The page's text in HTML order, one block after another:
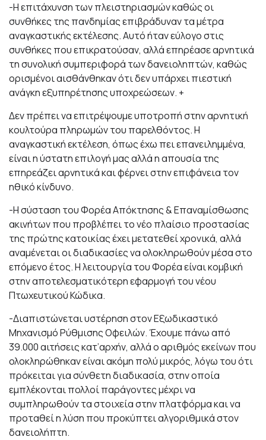
-Η επιτάχυνση των πλειστηριασμών καθώς οι
συνθήκες της πανδημίας επιβράδυναν τα μέτρα
αναγκαστικής εκτέλεσης. Αυτό ήταν εύλογο στις
συνθήκες που επικρατούσαν, αλλά επηρέασε αρνητικά
τη συνολική συμπεριφορά των δανειοληπτών, καθώς
ορισμένοι αισθάνθηκαν ότι δεν υπάρχει πιεστική
ανάγκη εξυπηρέτησης υποχρεώσεων. +
Δεν πρέπει να επιτρέψουμε υποτροπή στην αρνητική
κουλτούρα πληρωμών του παρελθόντος. Η
αναγκαστική εκτέλεση, όπως έχω πει επανειλημμένα,
είναι η ύστατη επιλογή μας αλλά η απουσία της
επηρεάζει αρνητικά και φέρνει στην επιφάνεια τον
ηθικό κίνδυνο.
-Η σύσταση του Φορέα Απόκτησης & Επαναμίσθωσης
ακινήτων που προβλέπει το νέο πλαίσιο προστασίας
της πρώτης κατοικίας έχει μετατεθεί χρονικά, αλλά
αναμένεται οι διαδικασίες να ολοκληρωθούν μέσα στο
επόμενο έτος. Η λειτουργία του Φορέα είναι κομβική
στην αποτελεσματικότερη εφαρμογή του νέου
Πτωχευτικού Κώδικα.
-Διαπιστώνεται υστέρηση στον Εξωδικαστικό
Μηχανισμό Ρύθμισης Οφειλών. Έχουμε πάνω από
39.000 αιτήσεις κατ’αρχήν, αλλά ο αριθμός εκείνων που
ολοκληρώθηκαν είναι ακόμη πολύ μικρός, λόγω του ότι
πρόκειται για σύνθετη διαδικασία, στην οποία
εμπλέκονται πολλοί παράγοντες μέχρι να
συμπληρωθούν τα στοιχεία στην πλατφόρμα και να
προταθεί η λύση που προκύπτει αλγοριθμικά στον
δανειολήπτη.